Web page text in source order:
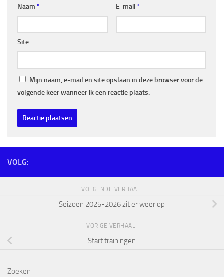
Naam * E-mail *
Site
Mijn naam, e-mail en site opslaan in deze browser voor de
volgende keer wanneer ik een reactie plaats.
VOLG:
VOLGENDE VERHAAL
Seizoen 2025-2026 zit er weer op
VORIGE VERHAAL
Start trainingen
Zoeken